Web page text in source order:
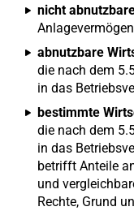
nicht
abnutzbare
die nach dem
in das
bestimmte
die nach dem
in das
betrifft Anteile
und
Rechte, Grund